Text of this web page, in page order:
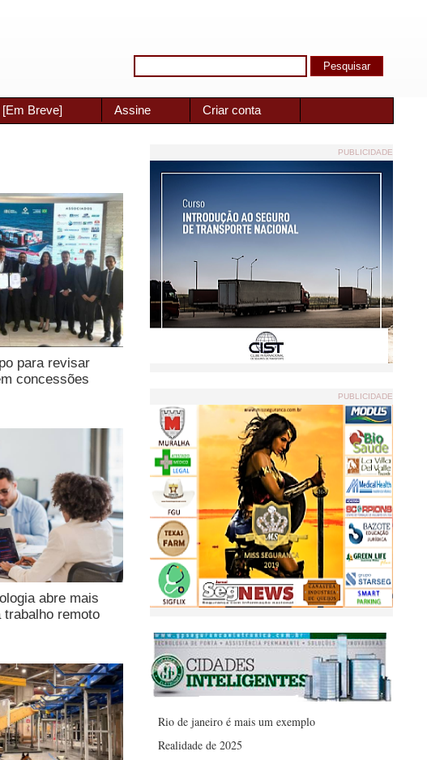
[Em Breve] Assine Criar conta
para revisar
concessões
abre mais
trabalho remoto
PUBLICIDADE
PUBLICIDADE
Rio de janeiro é mais um exemplo
Realidade de 2025